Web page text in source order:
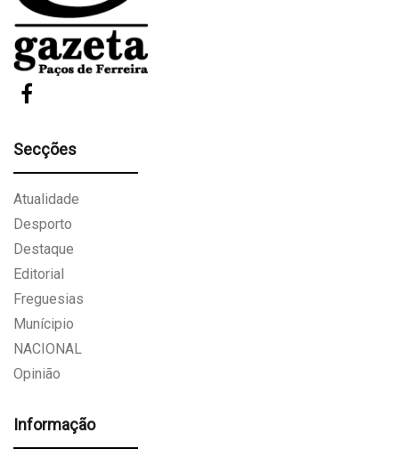
Secções
Atualidade
Desporto
Destaque
Editorial
Freguesias
Munícipio
NACIONAL
Opinião
Informação